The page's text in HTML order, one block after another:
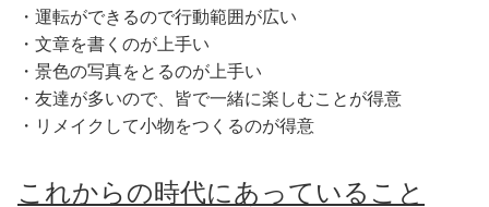
・運転ができるので行動範囲が広い
・文章を書くのが上手い
・景色の写真をとるのが上手い
・友達が多いので、皆で一緒に楽しむことが得意
・リメイクして小物をつくるのが得意
これからの時代にあっていること